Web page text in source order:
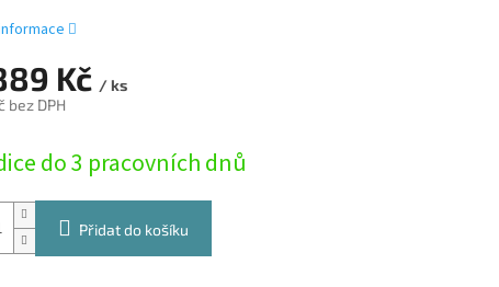
Kč / ks
bez DPH
do 3 pracovních dnů
Přidat do košíku